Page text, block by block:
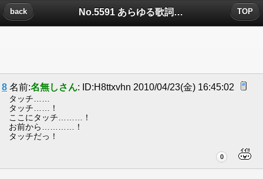
No.5591 あらゆる歌詞をカイジ風にするスレ についたコメント
back TOP
8 名前:名無しさん: ID:H8ttxvhn 2010/04/23(金) 16:45:02
タッチ……
タッチ……！
ここにタッチ………！
お前から…………！
タッチだっ！
0